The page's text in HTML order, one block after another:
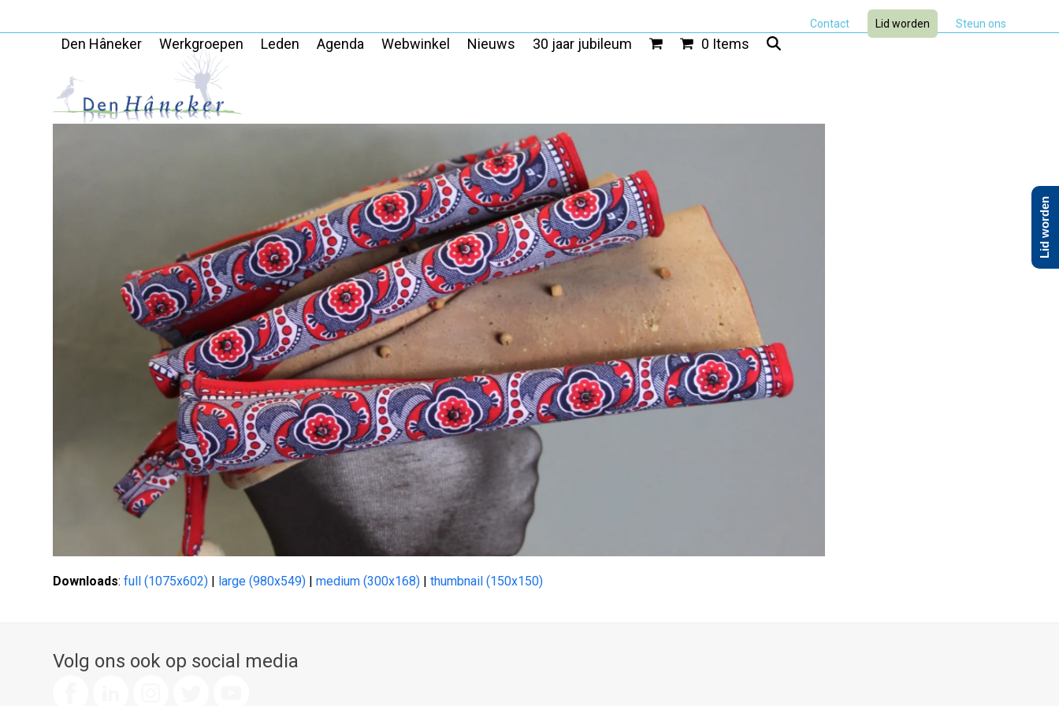
Contact Lid worden Steun ons
Den Hâneker Werkgroepen Leden Agenda Webwinkel Nieuws 30 jaar jubileum 0 Items
Downloads:full (1075x602) | large (980x549) |medium (300x168) |thumbnail (150x150)
Volg ons ook op social media
Lid worden